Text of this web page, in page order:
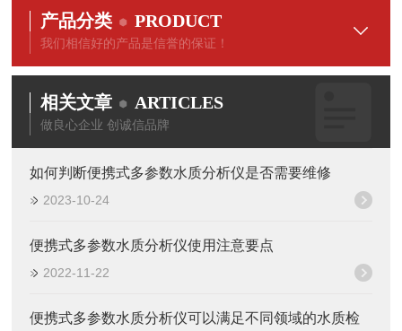
产品分类 PRODUCT
我们相信好的产品是信誉的保证！
相关文章 ARTICLES
做良心企业 创诚信品牌
如何判断便携式多参数水质分析仪是否需要维修
2023-10-24
便携式多参数水质分析仪使用注意要点
2022-11-22
便携式多参数水质分析仪可以满足不同领域的水质检